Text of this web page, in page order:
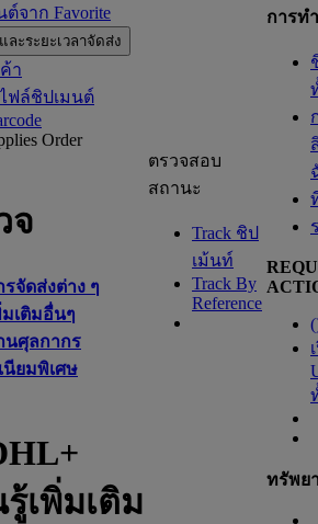
จาก Favorite
ละระยะเวลาจัดส่ง
า
ฟล์ชิปเมนต์
Order
จ
จัดส่งต่าง ๆ
เติมอื่นๆ
นศุลกากร
นียมพิเศษ
รู้เพิ่มเติม
ตรวจสอบ
สถานะ
Track ชิป
เม้นท์
Track By
Reference
การท
(
ทรัพย